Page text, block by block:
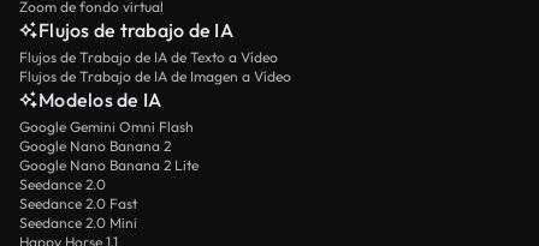
Zoom de fondo virtual
Flujos de trabajo de IA
Flujos de Trabajo de IA de Texto a Vídeo
Flujos de Trabajo de IA de Imagen a Vídeo
Modelos de IA
Google Gemini Omni Flash
Google Nano Banana 2
Google Nano Banana 2 Lite
Seedance 2.0
Seedance 2.0 Fast
Seedance 2.0 Mini
Happy Horse 1.1